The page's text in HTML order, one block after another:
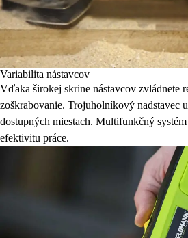
Variabilita nástavcov
Vďaka širokej skrine nástavcov zvládnete
zoškrabovanie. Trojuholníkový nadstavec
dostupných miestach. Multifunkčný
efektivitu práce.